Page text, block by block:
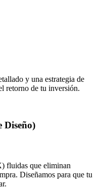
y una estrategia de
retorno de tu inversión.
Diseño)
fluidas que eliminan
Diseñamos para que tu